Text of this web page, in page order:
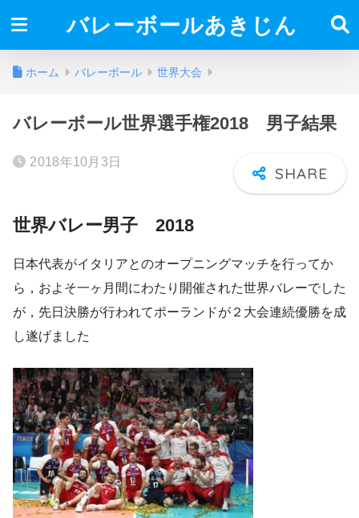
バレーボールあきじん
ホーム バレーボール 世界大会
バレーボール世界選手権2018 男子結果
2018年10月3日
世界バレー男子 2018
日本代表がイタリアとのオープニングマッチを行ってか
ら，およそ一ヶ月間にわたり開催された世界バレーでした
が，先日決勝が行われてポーランドが２大会連続優勝を成
し遂げました